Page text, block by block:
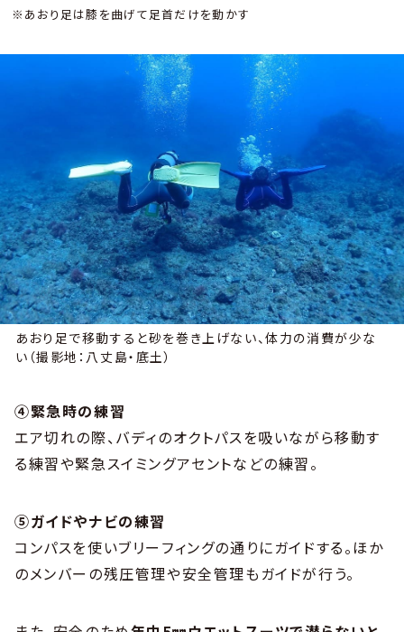
※あおり足は膝を曲げて足首だけを動かす
あおり足で移動すると砂を巻き上げない、体力の消費が少な
い（撮影地：八丈島・底土）
④緊急時の練習
エア切れの際、バディのオクトパスを吸いながら移動す
る練習や緊急スイミングアセントなどの練習。
⑤ガイドやナビの練習
コンパスを使いブリーフィングの通りにガイドする。ほか
のメンバーの残圧管理や安全管理もガイドが行う。